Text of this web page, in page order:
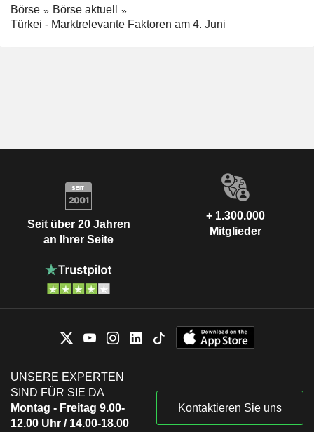
Börse
Börse aktuell
Türkei - Marktrelevante Faktoren am 4. Juni
Seit über 20 Jahren
an Ihrer Seite
+ 1.300.000
Mitglieder
UNSERE EXPERTEN
SIND FÜR SIE DA
Montag - Freitag 9.00-
12.00 Uhr / 14.00-18.00
Kontaktieren Sie uns